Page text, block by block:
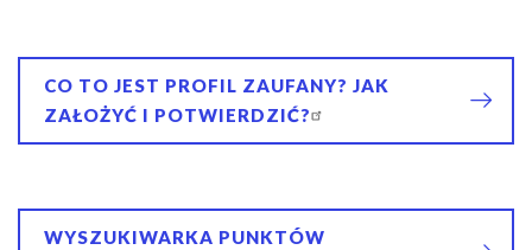
CO TO JEST PROFIL ZAUFANY? JAK
ZAŁOŻYĆ I POTWIERDZIĆ?
WYSZUKIWARKA PUNKTÓW